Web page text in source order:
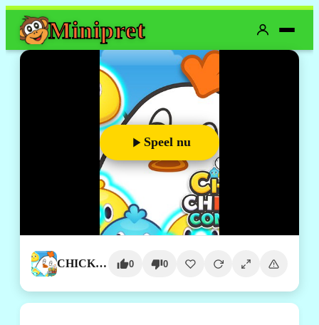
Minipret
Speel nu
CHICK CHICKEN CONNECT 0 0